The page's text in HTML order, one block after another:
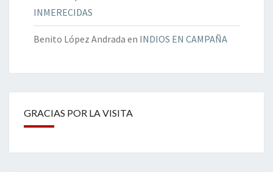
INMERECIDAS
Benito López Andrada en INDIOS EN CAMPAÑA
GRACIAS POR LA VISITA